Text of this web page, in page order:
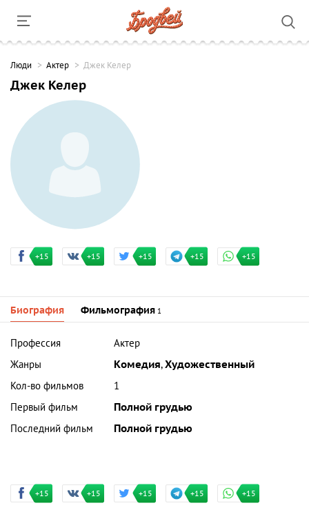
Люди Актер Джек Келер
Джек Келер
+15 +15 +15 +15 +15
Биография Фильмография 1
Профессия
Актер
Жанры
Комедия,Художественный
Кол-во фильмов
1
Первый фильм
Полной грудью
Последний фильм
Полной грудью
+15 +15 +15 +15 +15